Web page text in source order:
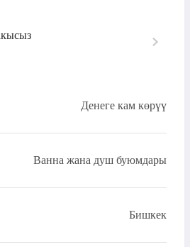
Денеге кам көрүү
Ванна жана душ буюмдары
Бишкек